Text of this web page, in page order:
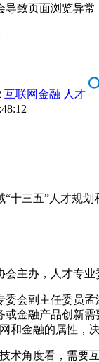
致页面浏览异
互联网金融 人才
“十三五”人才规
会主办，人才专业
副主任委员孟
金融产品创新
和金融的属性，
角度看，需要